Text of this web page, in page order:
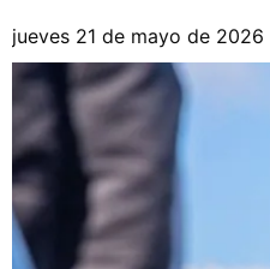
jueves 21 de mayo de 2026